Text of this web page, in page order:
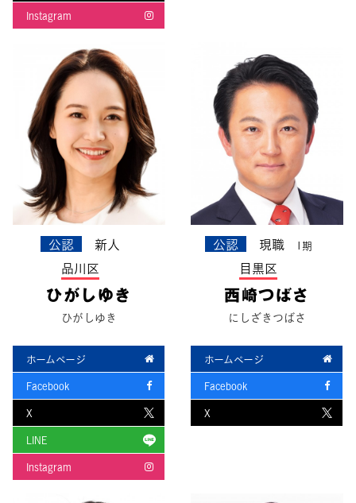
Instagram
公認
新人
品川区
ひがしゆき
ひがしゆき
ホームページ
Facebook
X
LINE
Instagram
公認 現職 1期
目黒区
西崎つばさ
にしざきつばさ
ホームページ
Facebook
X